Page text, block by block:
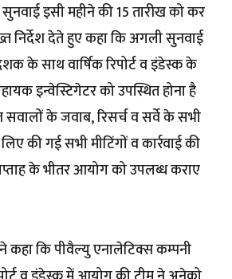
इसी महीने की 15 तारीख को कर
निर्देश देते हुए कहा कि अगली सुनवाई
के साथ वार्षिक रिपोर्ट व इंडेस्क के
इन्वेस्टिगेटर को उपस्थित होना है
के जवाब, रिसर्च व सर्वे के सभी
की गई सभी मीटिंगों व कार्रवाई की
के भीतर आयोग को उपलब्ध कराए
कि पीवैल्यु एनालेटिक्स कम्पनी